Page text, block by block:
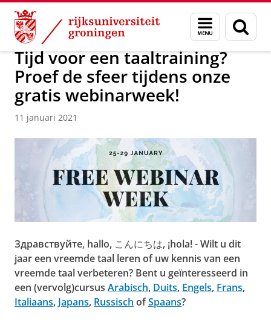
Skip
Content
Skip
Navigation
Menu
en
zoeken
Over ons Actueel Nieuws Nieuwsberichten
Tijd voor een taaltraining?
Proef de sfeer tijdens onze
gratis webinarweek!
11 januari 2021
Здравствуйте, hallo, こんにちは, ¡hola! - Wilt u dit
jaar een vreemde taal leren of uw kennis van een
vreemde taal verbeteren? Bent u geïnteresseerd in
een (vervolg)cursus Arabisch, Duits, Engels, Frans,
Italiaans, Japans, Russisch ofSpaans?